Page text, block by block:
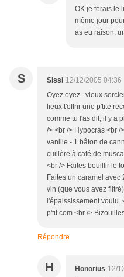
OK je ferais le
même jour
as eu raison,
S Sissi 12/12/2005 04:36
Oyez oyez...vieux
lieux t'offrir une p'tite
comme tu l'as dit, il y a
/> <br /> Hypocras <br /
vanille - 1 bâton de
cuillère à café de
<br /> Faites bouillir le
Faites un caramel
vin (que vous avez
l'épaississement voulu.
p'tit com.<br />
Répondre
H Honorius 12/